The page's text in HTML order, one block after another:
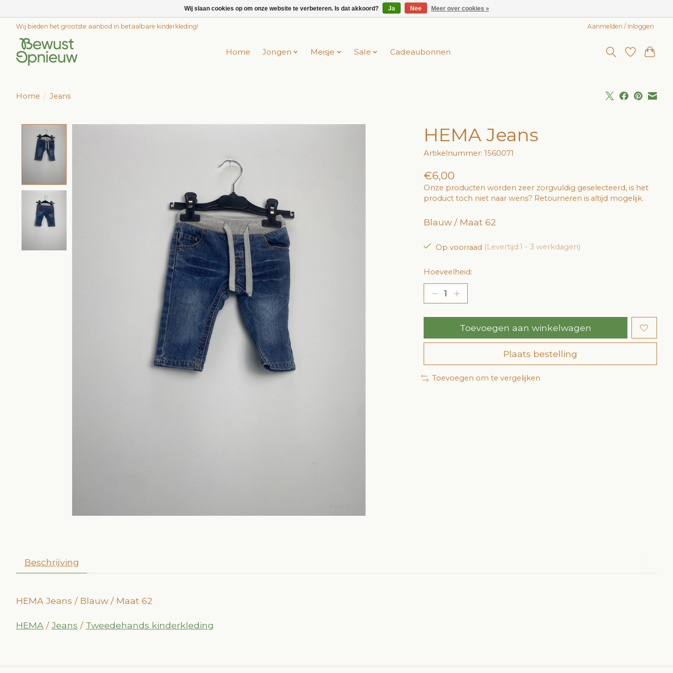
Wij bieden het grootste aanbod in betaalbare kinderkleding! Aanmelden / Inloggen
Home Jongen Meisje Sale Cadeaubonnen
Home / Jeans
HEMA Jeans
Artikelnummer: 1560071
€6,00
Onze producten worden zeer zorgvuldig geselecteerd, is het
product toch niet naar wens? Retourneren is altijd mogelijk.
Blauw / Maat 62
Op voorraad (Levertijd:1 - 3 werkdagen)
Hoeveelheid:
Toevoegen aan winkelwagen
Plaats bestelling
Toevoegen om te vergelijken
Beschrijving
HEMA Jeans / Blauw / Maat 62
HEMA /Jeans / Tweedehands kinderkleding
Wij slaan cookies op om onze website te verbeteren. Is dat akkoord? Ja Nee Meer over cookies »